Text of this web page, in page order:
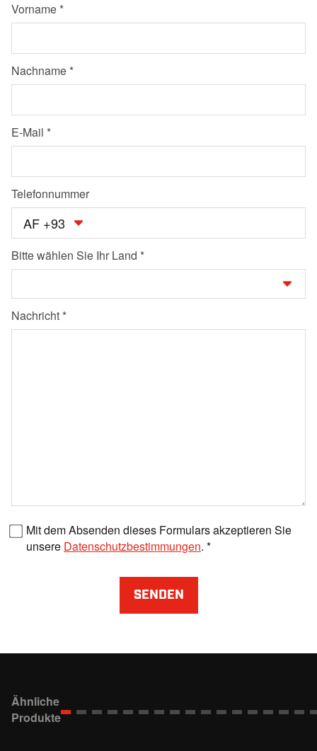
Vorname
Nachname
E-Mail
Telefonnummer
AF +93
Bitte wählen Sie Ihr Land
Nachricht
Mit dem Absenden dieses Formulars akzeptieren Sie
unsere Datenschutzbestimmungen.
SENDEN
Ähnliche
Produkte